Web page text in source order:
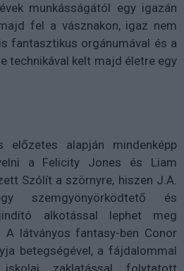
munkásságától egy igazán
fel a vásznakon, igaz nem
fantasztikus orgánumával és a
technikával kelt majd életre egy
előzetes alapján mindenképp
a Felicity Jones és Liam
Szólít a szörnyre, hiszen J.A.
szemgyönyörködtető és
alkotással lephet meg
A látványos fantasy-ben Conor
betegségével, a fájdalommal